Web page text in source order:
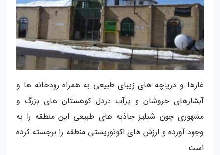
غارها و دریاچه های زیبای طبیعی به همراه رودخانه ها و
آبشارهای خروشان و پرآب دردل کوهستان های بزرگ و
مشهوری چون شبلیز جاذبه های طبیعی این منطقه را به
وجود آورده و ارزش های اکوتوریستی منطقه را برجسته کرده
است.